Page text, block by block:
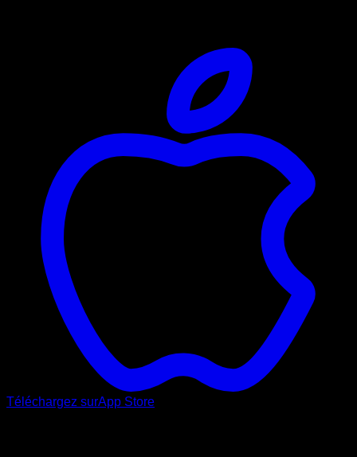
Téléchargez surApp Store